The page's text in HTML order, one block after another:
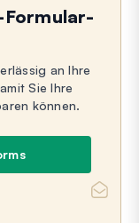
an Ihre
Sie Ihre
können.